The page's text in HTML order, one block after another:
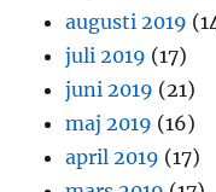
augusti 2019
juli 2019 (17)
juni 2019 (21)
maj 2019 (16)
april 2019 (17)